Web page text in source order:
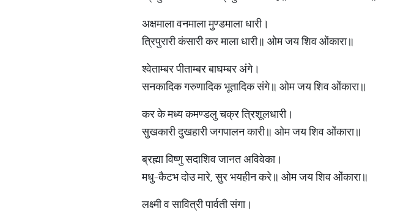
अक्षमाला वनमाला मुण्डमाला धारी।
त्रिपुरारी कंसारी कर माला धारी॥ ओम जय शिव ओंकारा॥
श्वेताम्बर पीताम्बर बाघम्बर अंगे।
सनकादिक गरुणादिक भूतादिक संगे॥ ओम जय शिव ओंकारा॥
कर के मध्य कमण्डलु चक्र त्रिशूलधारी।
सुखकारी दुखहारी जगपालन कारी॥ ओम जय शिव ओंकारा॥
ब्रह्मा विष्णु सदाशिव जानत अविवेका।
मधु-कैटभ दो‌उ मारे, सुर भयहीन करे॥ ओम जय शिव ओंकारा॥
लक्ष्मी व सावित्री पार्वती संगा।